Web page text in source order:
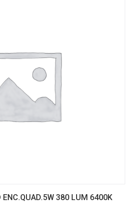
ENC.QUAD.5W 380 LUM 6400K